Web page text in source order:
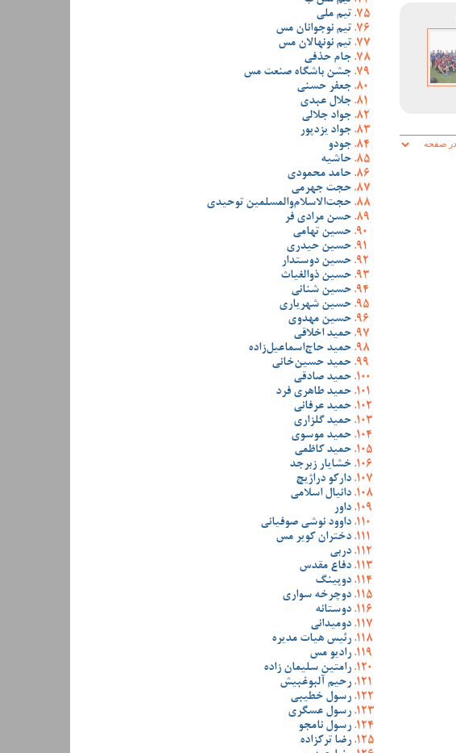
تیم ملی
تیم نوجوانان مس
تیم نونهالان مس
جام حذفی
جشن باشگاه صنعت مس
جعفر حسنی
جلال عبدی
جواد جلالی
جواد یزدپور
جودو
حاشیه
حامد محمودی
حجت جهرمی
حجت‌الاسلام‌والمسلمین توحیدی
حسن مرادی فر
حسین تهامی
حسین حیدری
حسین دوستدار
حسین ذوالغیاث
حسین شنانی
حسین شهریاری
حسین مهدوی
حمید اخلاقی
حمید حاج‌اسماعیل‌زاده
حمید حسین‌خانی
حمید صادقی
حمید طاهری فرد
حمید عرفانی
حمید گلزاری
حمید موسوی
حمید کاظمی
خشایار زبرجد
دارکو دراژیچ
دانیال اسلامی
داور
داوود نوشی صوفیانی
دختران کویر مس
دربی
دفاع مقدس
دوپینگ
دوچرخه سواری
دوستانه
دومیدانی
رئیس هیات مدیره
رادیو مس
رامتین سلیمان زاده
رحیم آلبوغبیش
رسول خطیبی
رسول عسگری
رسول نامجو
رضا ترکزاده